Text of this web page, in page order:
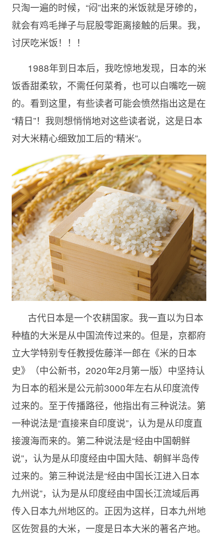
只淘一遍的时候，“闷”出来的米饭就是牙碜的，
就会有鸡毛掸子与屁股零距离接触的后果。我，
讨厌吃米饭！！！
1988年到日本后，我吃惊地发现，日本的米
饭香甜柔软，不需任何菜肴，也可以白嘴吃一碗
的。看到这里，有些读者可能会愤然指出这是在
“精日”！我则想悄悄地对这些读者说，这是日本
对大米精心细致加工后的“精米”。
古代日本是一个农耕国家。我一直以为日本
种植的大米是从中国流传过来的。但是，京都府
立大学特别专任教授佐藤洋一郎在《米的日本
史》（中公新书，2020年2月第一版）中坚持认
为日本的稻米是公元前3000年左右从印度流传
过来的。至于传播路径，他指出有三种说法。第
一种说法是“直接来自印度说”，认为是从印度直
接渡海而来的。第二种说法是“经由中国朝鲜
说”，认为是从印度经由中国大陆、朝鲜半岛传
过来的。第三种说法是“经由中国长江进入日本
九州说”，认为是从印度经由中国长江流域后再
传入日本九州地区的。正因为这样，日本九州地
区佐贺县的大米，一度是日本大米的著名产地。